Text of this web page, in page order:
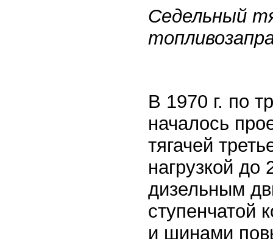
Седельный
В 1970 г. по
началось
тягачей
нагрузкой
дизельным
ступенчатой
и шинами